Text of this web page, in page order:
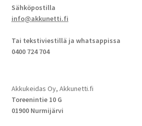
Sähköpostilla
info@akkunetti.fi
Tai tekstiviestillä ja whatsappissa
0400 724 704
Akkukeidas Oy, Akkunetti.fi
Toreenintie 10 G
01900 Nurmijärvi